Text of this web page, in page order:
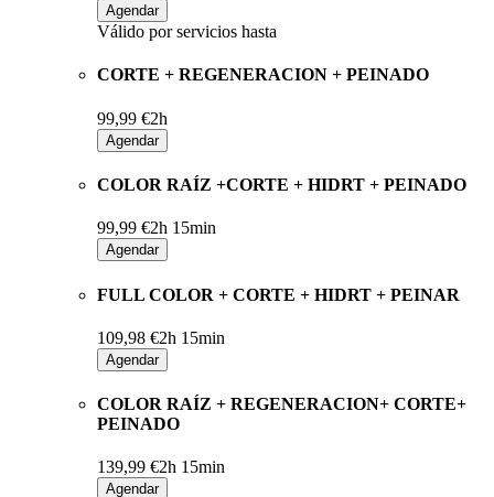
Agendar
Válido por servicios hasta
CORTE + REGENERACION + PEINADO
99,99 €2h
Agendar
COLOR RAÍZ +CORTE + HIDRT + PEINADO
99,99 €2h 15min
Agendar
FULL COLOR + CORTE + HIDRT + PEINAR
109,98 €2h 15min
Agendar
COLOR RAÍZ + REGENERACION+ CORTE+
PEINADO
139,99 €2h 15min
Agendar